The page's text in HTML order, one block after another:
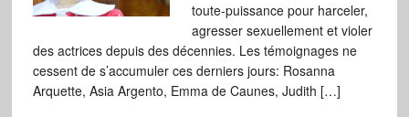
toute-puissance pour harceler,
agresser sexuellement et violer
des actrices depuis des décennies. Les témoignages ne
cessent de s’accumuler ces derniers jours: Rosanna
Arquette, Asia Argento, Emma de Caunes, Judith […]